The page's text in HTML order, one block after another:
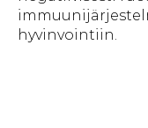
hyvinvointiin.